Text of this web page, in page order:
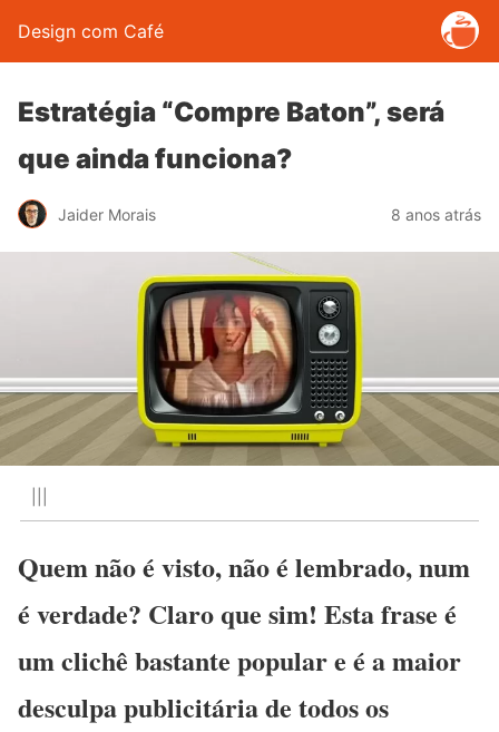
Design com Café
Estratégia “Compre Baton”, será
que ainda funciona?
Jaider Morais 8 anos atrás
Quem não é visto, não é lembrado, num
é verdade? Claro que sim! Esta frase é
um clichê bastante popular e é a maior
desculpa publicitária de todos os